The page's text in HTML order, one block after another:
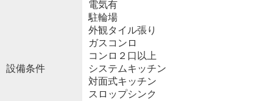
設備条件
電気有
駐輪場
外観タイル張り
ガスコンロ
コンロ２口以上
システムキッチン
対面式キッチン
スロップシンク